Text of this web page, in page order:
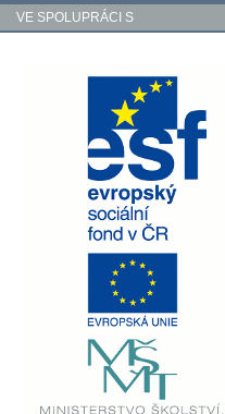
VE SPOLUPRÁCI S